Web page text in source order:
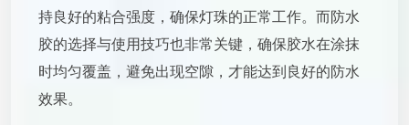
持良好的粘合强度，确保灯珠的正常工作。而防水
胶的选择与使用技巧也非常关键，确保胶水在涂抹
时均匀覆盖，避免出现空隙，才能达到良好的防水
效果。